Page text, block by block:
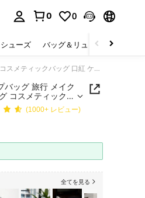
0 0
シューズ バッグ＆リュック
1個 大 ブラック PUレザー メイクアップバッグ 旅行 メイクアップバッグ メイクアップブラシバッグ コスメティックバッグ 口紅 ケース ハンドバッグ 女性用 と 女の子
バッグ 旅行 メイク
コスメティックバ
女の子(1000+ レビュー)
全てを見る